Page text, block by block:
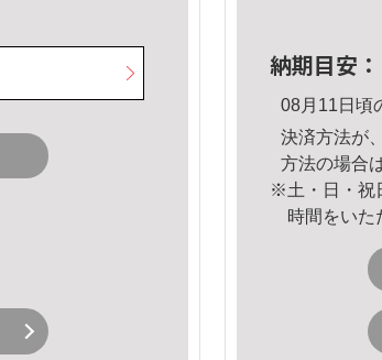
納期目安：
08月11日頃
決済方法が
方法の場合
※土・日・祝
時間をいた